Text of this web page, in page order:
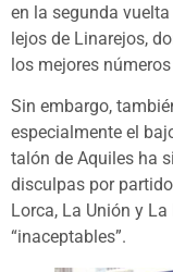
en la segunda
lejos de Linarejos,
los mejores
Sin embargo,
especialmente el
talón de Aquiles ha
disculpas por
Lorca, La Unión y
“inaceptables”.